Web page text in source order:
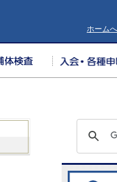
ホームへ